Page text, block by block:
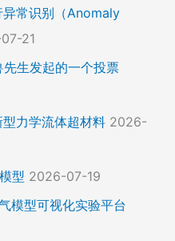
常识别（Anomaly
21
生发起的一个投票
力学流体超材料 2026-
型 2026-07-19
模型可视化实验平台